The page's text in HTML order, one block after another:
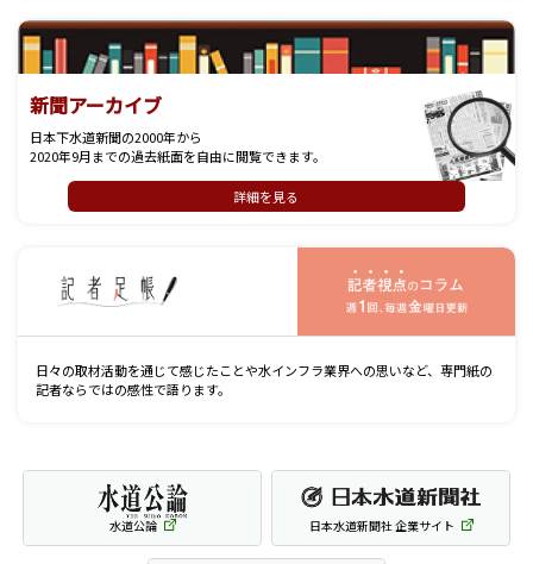
新聞アーカイブ
日本下水道新聞の2000年から
2020年9月までの過去紙面を自由に閲覧できます。
詳細を見る
日々の取材活動を通じて感じたことや水インフラ業界への思いなど、専門紙の
記者ならではの感性で語ります。
水道公論 日本水道新聞社 企業サイト